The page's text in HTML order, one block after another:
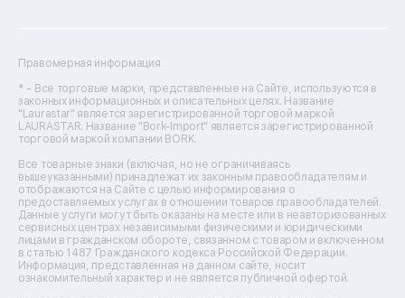
Ремонт фенов
Ремонт цифровых биноклей
Ремонт тепловизоров
Ремонт массажных кресел
Ремонт водонагревателей
Ремонт вытяжек
Ремонт источников бесперебойного питания
Ремонт пароварок
Ремонт микшерных пультов
Ремонт dj-пультов
Ремонт кухонных плит
Ремонт стедикамов
Ремонт оптических прицелов
Ремонт электровелосипедов
Правомерная информация
* - Все торговые марки, представленные на Сайте, используются в
законных информационных и описательных целях. Название
"Laurastar" является зарегистрированной торговой маркой
LAURASTAR. Название "Bork-Import" является зарегистрированной
торговой маркой компании BORK.
Все товарные знаки (включая, но не ограничиваясь
вышеуказанными) принадлежат их законным правообладателям и
отображаются на Сайте с целью информирования о
предоставляемых услугах в отношении товаров правообладателей.
Данные услуги могут быть оказаны на месте или в неавторизованных
сервисных центрах независимыми физическими и юридическими
лицами в гражданском обороте, связанном с товаром и включенном
в статью 1487 Гражданского кодекса Российской Федерации.
Информация, представленная на данном сайте, носит
ознакомительный характер и не является публичной офертой.